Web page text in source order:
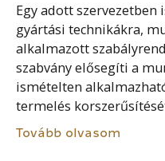
Egy adott
gyártási technikákra,
alkalmazott
szabvány elősegíti a
ismételten
termelés
Tovább olvasom